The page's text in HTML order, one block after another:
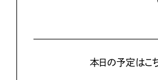
本日の予定はこち